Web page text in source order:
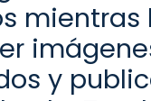
mientras
y public